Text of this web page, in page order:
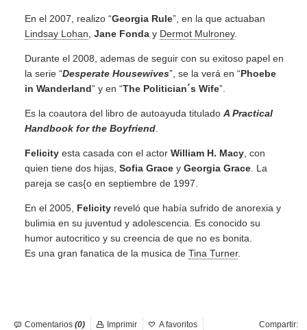
En el 2007, realizo “Georgia Rule”, en la que actuaban
Lindsay Lohan Jane Fonda y Dermot Mulroney.
Durante el 2008, ademas de seguir con su exitoso papel en
la serie “Desperate Housewives”, se la verá en “Phoebe
in Wanderland” y en “The Politician´s Wife”.
Es la coautora del libro de autoayuda titulado A Practical
Handbook for the Boyfriend
Felicity esta casada con el actor William H. Macy , con
quien tiene dos hijas, Sofia Grace y Georgia Grace . La
pareja se cas{o en septiembre de 1997.
En el 2005, Felicity reveló que había sufrido de anorexia y
bulimia en su juventud y adolescencia. Es conocido su
humor autocritico y su creencia de que no es bonita.
Es una gran fanatica de la musica de Tina Turner.
Comentarios (0) Compartir:
Imprimir
A favoritos